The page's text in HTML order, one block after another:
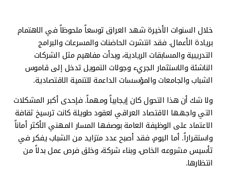
خلال السنوات الأخيرة شهد العراق توسعاً ملحوظاً في الاهتمام
بريادة الأعمال. فقد انتشرت الحاضنات والمسرعات والبرامج
التدريبية والمسابقات الريادية، وبدأت مفاهيم مثل الشركات
الناشئة والاستثمار الجريء وجولات التمويل تدخل إلى قاموس
الشباب والجامعات والمؤسسات الداعمة للتنمية الاقتصادية.
ولا شك أن هذا التحول كان إيجابياً ومهماً. فإحدى أكبر المشكلات
التي واجهها الاقتصاد العراقي لعقود طويلة كانت ترسيخ ثقافة
الاعتماد على الوظيفة العامة بوصفها المسار المهني الأكثر أماناً
واستقراراً. أما اليوم، فقد أصبح عدد متزايد من الشباب يفكر في
تأسيس مشروعه الخاص، وبناء شركة، وخلق فرص عمل بدلاً من
انتظارها.